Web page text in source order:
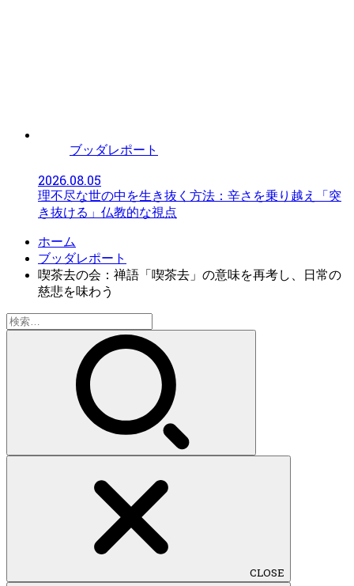
ブッダレポート
2026.08.05
理不尽な世の中を生き抜く方法：辛さを乗り越え「突
き抜ける」仏教的な視点
ホーム
ブッダレポート
喫茶去の会：禅語「喫茶去」の意味を再考し、日常の
慈悲を味わう
検
索:
CLOSE